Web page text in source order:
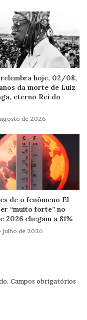
hoje, 02/08,
da morte de Luiz
eterno Rei do
de 2026
de o fenômeno El
“muito forte” no
2026 chegam a 81%
julho de 2026
Campos obrigatórios